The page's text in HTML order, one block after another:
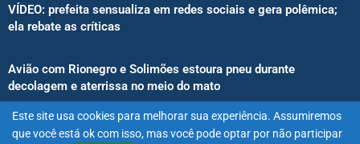
VÍDEO: prefeita sensualiza em redes sociais e gera polêmica;
ela rebate as críticas
Avião com Rionegro e Solimões estoura pneu durante
decolagem e aterrissa no meio do mato
Senado aprova proibição de atletas e influenciadores em
Este site usa cookies para melhorar sua experiência. Assumiremos
que você está ok com isso, mas você pode optar por não participar